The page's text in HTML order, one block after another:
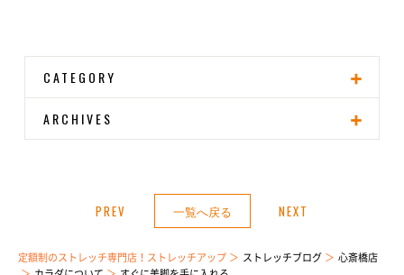
CATEGORY
ARCHIVES
PREV 一覧へ戻る NEXT
定額制のストレッチ専門店！ストレッチアップ ストレッチブログ
心斎橋店